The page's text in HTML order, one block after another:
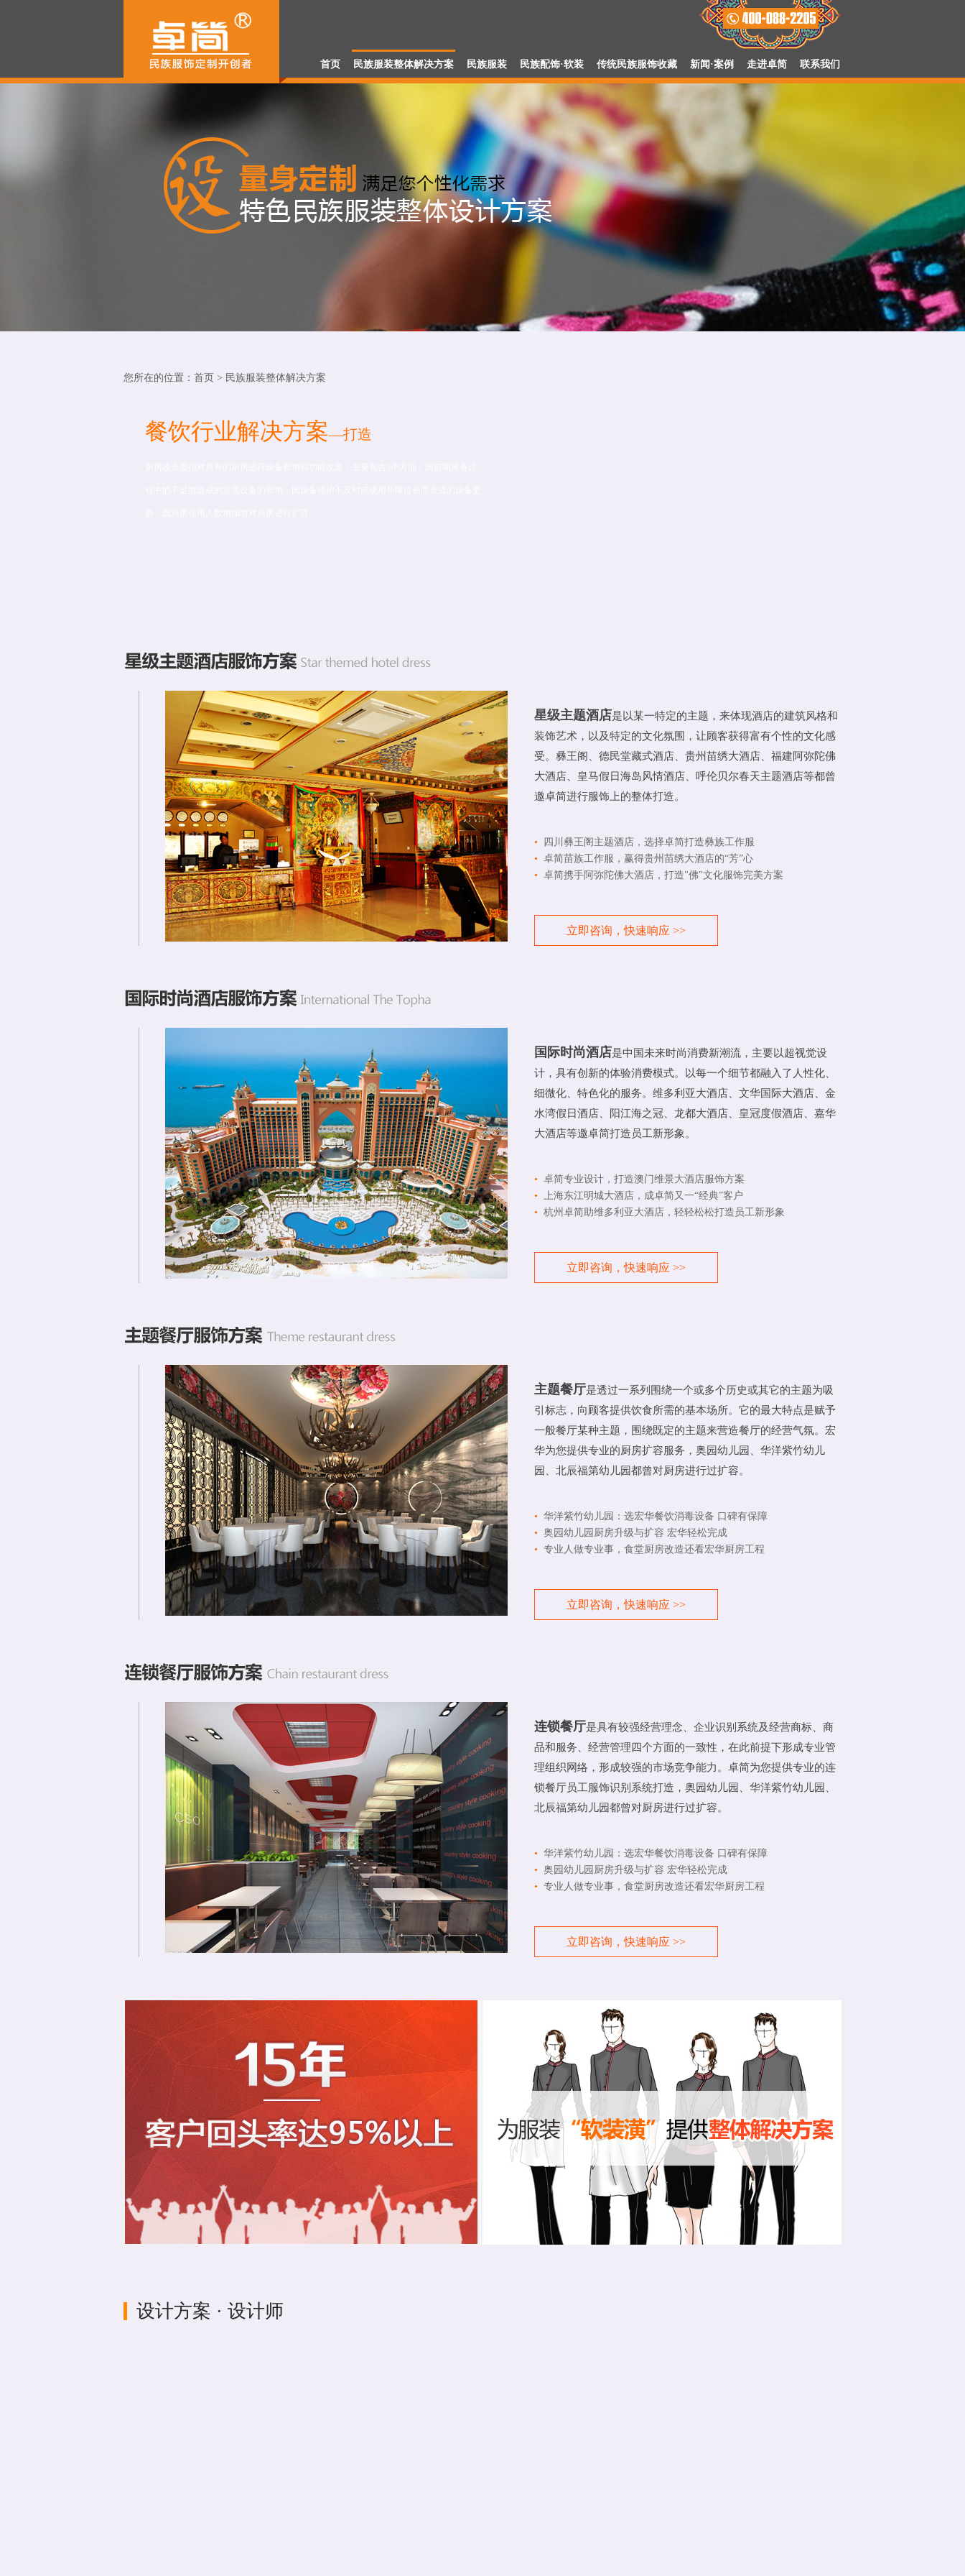
首页 民族服装整体解决方案
餐饮酒店解决方案 民族节庆活动解决方案
民族服装 民族配饰·软装 传统民族服饰收藏 新闻·案例 走进卓简 联系我们
您所在的位置： 首页 > 民族服装整体解决方案
餐饮行业解决方案—打造
星级主题酒店是以某一特定的主题，来体现酒店的建筑风格和
装饰艺术，以及特定的文化氛围，让顾客获得富有个性的文化感
受。彝王阁、德民堂藏式酒店、贵州苗绣大酒店、福建阿弥陀佛
大酒店、皇马假日海岛风情酒店、呼伦贝尔春天主题酒店等都曾
邀卓简进行服饰上的整体打造。
•
四川彝王阁主题酒店，选择卓简打造彝族工作服
• 卓简苗族工作服，赢得贵州苗绣大酒店的“芳”心
• 卓简携手阿弥陀佛大酒店，打造"佛"文化服饰完美方案
立即咨询，快速响应 >>
国际时尚酒店是中国未来时尚消费新潮流，主要以超视觉设
计，具有创新的体验消费模式。以每一个细节都融入了人性化、
细微化、特色化的服务。维多利亚大酒店、文华国际大酒店、金
水湾假日酒店、阳江海之冠、龙都大酒店、皇冠度假酒店、嘉华
大酒店等邀卓简打造员工新形象。
• 卓简专业设计，打造澳门维景大酒店服饰方案
• 上海东江明城大酒店，成卓简又一“经典”客户
• 杭州卓简助维多利亚大酒店，轻轻松松打造员工新形象
立即咨询，快速响应 >>
主题餐厅是透过一系列围绕一个或多个历史或其它的主题为吸
引标志，向顾客提供饮食所需的基本场所。它的最大特点是赋予
一般餐厅某种主题，围绕既定的主题来营造餐厅的经营气氛。宏
华为您提供专业的厨房扩容服务，奥园幼儿园、华洋紫竹幼儿
园、北辰福第幼儿园都曾对厨房进行过扩容。
• 华洋紫竹幼儿园：选宏华餐饮消毒设备 口碑有保障
• 奥园幼儿园厨房升级与扩容 宏华轻松完成
• 专业人做专业事，食堂厨房改造还看宏华厨房工程
立即咨询，快速响应 >>
连锁餐厅是具有较强经营理念、企业识别系统及经营商标、商
品和服务、经营管理四个方面的一致性，在此前提下形成专业管
理组织网络，形成较强的市场竞争能力。卓简为您提供专业的连
锁餐厅员工服饰识别系统打造，奥园幼儿园、华洋紫竹幼儿园、
北辰福第幼儿园都曾对厨房进行过扩容。
• 华洋紫竹幼儿园：选宏华餐饮消毒设备 口碑有保障
• 奥园幼儿园厨房升级与扩容 宏华轻松完成
• 专业人做专业事，食堂厨房改造还看宏华厨房工程
立即咨询，快速响应 >>
设计方案 · 设计师